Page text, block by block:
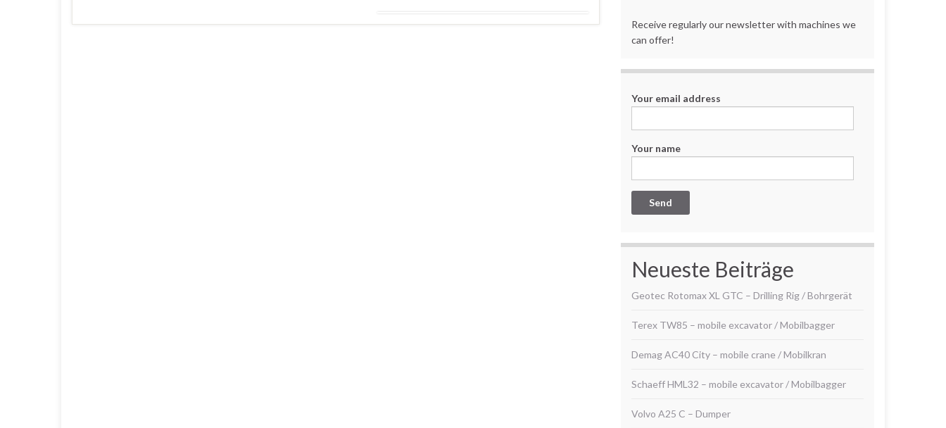
Receive regularly our newsletter with machines we
can offer!
Your email address
Your name
Neueste Beiträge
Geotec Rotomax XL GTC – Drilling Rig / Bohrgerät
Terex TW85 – mobile excavator / Mobilbagger
Demag AC40 City – mobile crane / Mobilkran
Schaeff HML32 – mobile excavator / Mobilbagger
Volvo A25 C – Dumper